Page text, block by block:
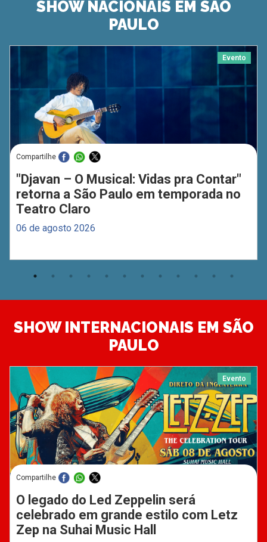
SHOW NACIONAIS EM SÃO
PAULO
Evento
Compartilhe
"Djavan – O Musical: Vidas pra Contar"
retorna a São Paulo em temporada no
Teatro Claro
06 de agosto 2026
SHOW INTERNACIONAIS EM SÃO
PAULO
Evento
Compartilhe
O legado do Led Zeppelin será
celebrado em grande estilo com Letz
Zep na Suhai Music Hall